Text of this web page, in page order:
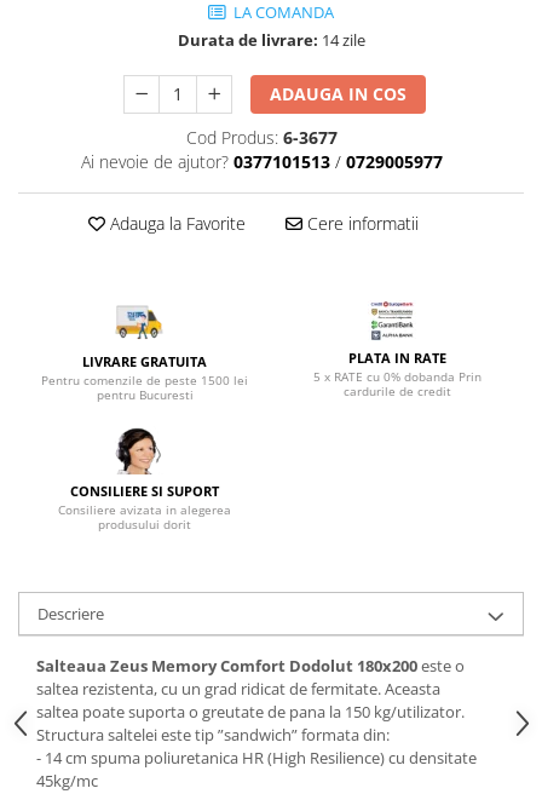
Saltele cu plasa de arcuri
Seturi mese si scaune bucatarie
Suporturi si rafturi pantofi
Pantofare
Suport pentru umerase
Cuiere
Mobilier gradinita
Mese gradinita
Scaune gradinita
Set mese si scaune gradinita
Mobilier copii
Scaune birou pentru copii
Saltele patuturi copii
Paturi copii
Masa si scaune gradinita
Seturi comode living si dormitor
LA COMANDA
Durata de livrare: 14 zile
ADAUGA IN COS
Cod Produs: 6-3677
Ai nevoie de ajutor? 0377101513 / 0729005977
Adauga la Favorite Cere informatii
LIVRARE GRATUITA
Pentru comenzile de peste 1500 lei
pentru Bucuresti
PLATA IN RATE
5 x RATE cu 0% dobanda Prin
cardurile de credit
CONSILIERE SI SUPORT
Consiliere avizata in alegerea
produsului dorit
Descriere
Salteaua Zeus Memory Comfort Dodolut 180x200este o
saltea rezistenta, cu un grad ridicat de fermitate. Aceasta
saltea poate suporta o greutate de pana la 150 kg/utilizator.
Structura saltelei este tip ”sandwich” formata din:
- 14 cm spuma poliuretanica HR (High Resilience) cu densitate
45kg/mc